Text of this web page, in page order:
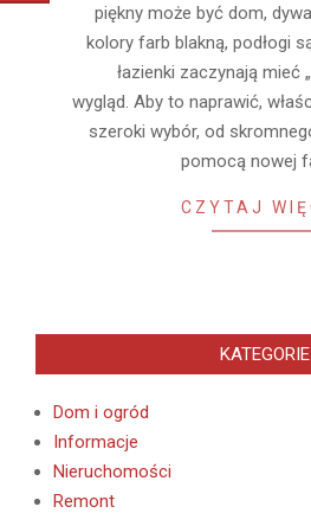
piękny może być dom,
kolory farb blakną, podłogi
łazienki zaczynają mieć
wygląd. Aby to naprawić,
szeroki wybór, od
pomocą nowej
CZYTAJ
KATEGORIE
Dom i ogród
Informacje
Nieruchomości
Remont